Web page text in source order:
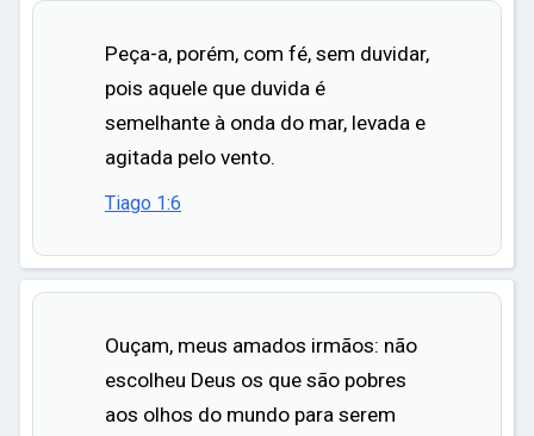
Peça-a, porém, com fé, sem duvidar,
pois aquele que duvida é
semelhante à onda do mar, levada e
agitada pelo vento.
Tiago 1:6
Ouçam, meus amados irmãos: não
escolheu Deus os que são pobres
aos olhos do mundo para serem